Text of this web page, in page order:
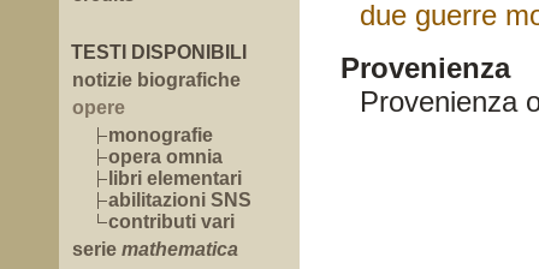
TESTI DISPONIBILI
notizie biografiche
opere
monografie
opera omnia
libri elementari
abilitazioni SNS
contributi vari
serie mathematica
due guerre
Provenienza
Provenienza